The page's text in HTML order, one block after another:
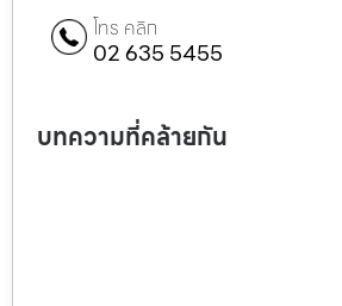
โทร คลิก
02 635 5455
บทความที่คล้ายกัน